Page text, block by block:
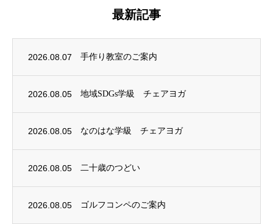
最新記事
2026.08.07 手作り教室のご案内
2026.08.05 地域SDGs学級 チェアヨガ
2026.08.05 なのはな学級 チェアヨガ
2026.08.05 二十歳のつどい
2026.08.05 ゴルフコンペのご案内